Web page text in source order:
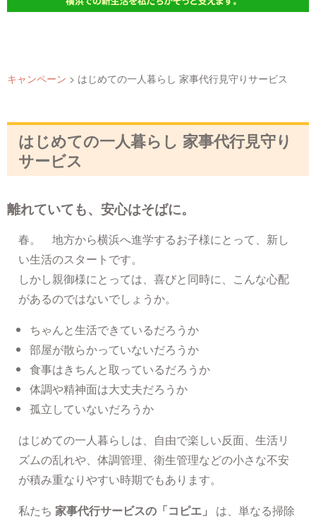
キャンペーン > はじめての一人暮らし 家事代行見守りサービス
はじめての一人暮らし 家事代行見守り
サービス
離れていても、安心はそばに。
春。 地方から横浜へ進学するお子様にとって、新し
い生活のスタートです。
しかし親御様にとっては、喜びと同時に、こんな心配
があるのではないでしょうか。
ちゃんと生活できているだろうか
部屋が散らかっていないだろうか
食事はきちんと取っているだろうか
体調や精神面は大丈夫だろうか
孤立していないだろうか
はじめての一人暮らしは、自由で楽しい反面、生活リ
ズムの乱れや、体調管理、衛生管理などの小さな不安
が積み重なりやすい時期でもあります。
私たち 家事代行サービスの「コピエ」
は、単なる掃除